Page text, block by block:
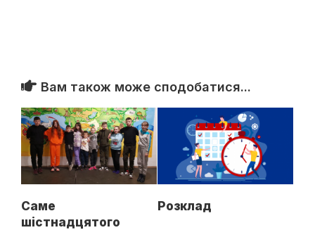
Вам також може сподобатися...
Саме
шістнадцятого
Розклад